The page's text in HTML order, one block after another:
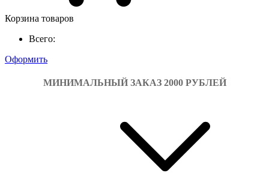
Корзина товаров
Всего:
Оформить
МИНИМАЛЬНЫЙ ЗАКАЗ 2000 РУБЛЕЙ